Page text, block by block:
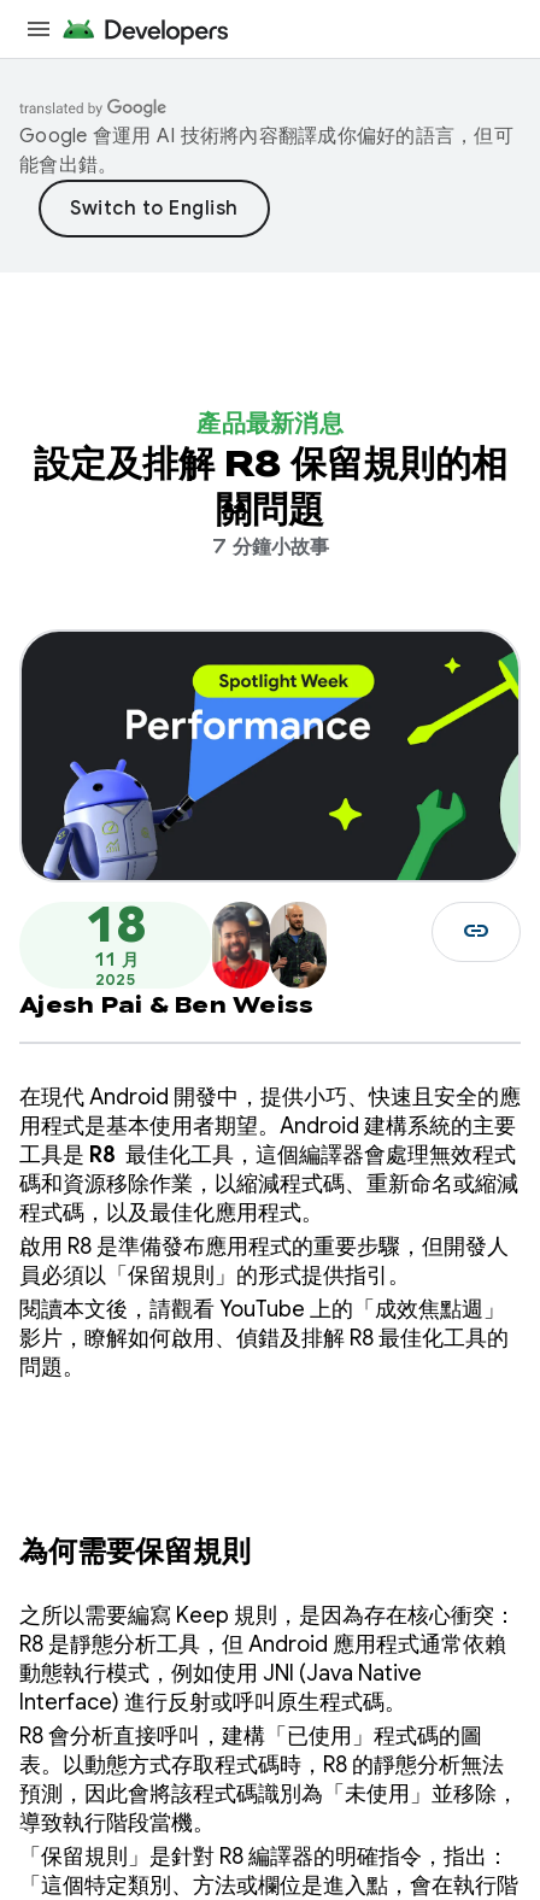
Google 會運用 AI 技術將內容翻譯成你偏好的語言，但可
能會出錯。
產品最新消息
設定及排解 R8 保留規則的相
關問題
7 分鐘小故事
18
11 月
2025
Ajesh Pai & Ben Weiss
link
在現代 Android 開發中，提供小巧、快速且安全的應
用程式是基本使用者期望。Android 建構系統的主要
工具是 R8 最佳化工具，這個編譯器會處理無效程式
碼和資源移除作業，以縮減程式碼、重新命名或縮減
程式碼，以及最佳化應用程式。
啟用 R8 是準備發布應用程式的重要步驟，但開發人
員必須以「保留規則」的形式提供指引。
閱讀本文後，請觀看 YouTube 上的「成效焦點週」
影片，瞭解如何啟用、偵錯及排解 R8 最佳化工具的
問題。
為何需要保留規則
之所以需要編寫 Keep 規則，是因為存在核心衝突：
R8 是靜態分析工具，但 Android 應用程式通常依賴
動態執行模式，例如使用 JNI (Java Native
Interface) 進行反射或呼叫原生程式碼。
R8 會分析直接呼叫，建構「已使用」 程式碼的圖
表。以動態方式存取程式碼時，R8 的靜態分析無法
預測，因此會將該程式碼識別為「未使用」 並移除，
導致執行階段當機。
「保留規則」 是針對 R8 編譯器的明確指令，指出：
「這個特定類別、方法或欄位是進入點，會在執行階